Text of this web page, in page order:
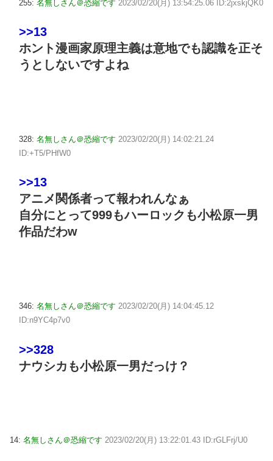
255: 名無しさん＠恐縮です 2023/02/20(月) 13:54:25.06 ID:2jxskjQK0
>>13
ホント漫画家原理主義は意地でも認識を正そ
うとしないですよね
328: 名無しさん＠恐縮です 2023/02/20(月) 14:02:21.24
ID:+T5/PHfW0
>>13
アニメ関係者って報われんなぁ
自分にとって999もハーロックも小松原一男
作品だわw
346: 名無しさん＠恐縮です 2023/02/20(月) 14:04:45.12
ID:n9YC4p7v0
>>328
ナウシカも小松原一男だっけ？
14: 名無しさん＠恐縮です 2023/02/20(月) 13:22:01.43 ID:rGLFrj/U0